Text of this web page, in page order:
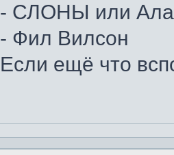
- СЛОНЫ или
- Фил Вилсон
Если ещё что